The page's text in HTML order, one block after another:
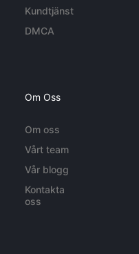
Kundtjänst
DMCA
Om Oss
Om oss
Vårt team
Vår blogg
Kontakta
oss